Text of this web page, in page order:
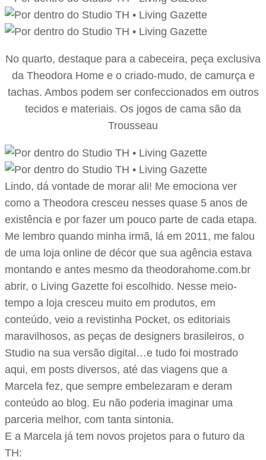
No quarto, destaque para a cabeceira, peça exclusiva
da Theodora Home e o criado-mudo, de camurça e
tachas. Ambos podem ser confeccionados em outros
tecidos e materiais. Os jogos de cama são da
Trousseau
Lindo, dá vontade de morar ali! Me emociona ver
como a Theodora cresceu nesses quase 5 anos de
existência e por fazer um pouco parte de cada etapa.
Me lembro quando minha irmã, lá em 2011, me falou
de uma loja online de décor que sua agência estava
montando e antes mesmo da theodorahome.com.br
abrir, o Living Gazette foi escolhido. Nesse meio-
tempo a loja cresceu muito em produtos, em
conteúdo, veio a revistinha Pocket, os editoriais
maravilhosos, as peças de designers brasileiros, o
Studio na sua versão digital…e tudo foi mostrado
aqui, em posts diversos, até das viagens que a
Marcela fez, que sempre embelezaram e deram
conteúdo ao blog. Eu não poderia imaginar uma
parceria melhor, com tanta sintonia.
E a Marcela já tem novos projetos para o futuro da
TH: